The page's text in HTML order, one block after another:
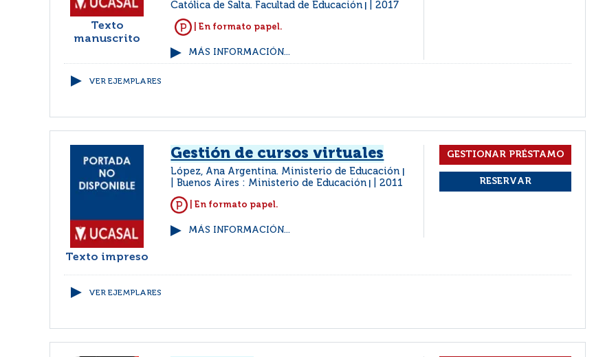
Texto
manuscrito
Católica de Salta. Facultad de Educación
2017
| En formato papel.
MÁS INFORMACIÓN...
VER EJEMPLARES
Texto impreso
Gestión de cursos virtuales
López, Ana Argentina. Ministerio de Educación
Buenos Aires : Ministerio de Educación 2011
| En formato papel.
MÁS INFORMACIÓN...
VER EJEMPLARES